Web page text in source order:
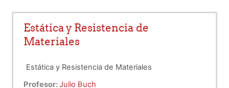
Estática y Resistencia de
Materiales
Estática y Resistencia de Materiales
Profesor:Julio Buch